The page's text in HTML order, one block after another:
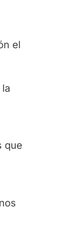
el
que